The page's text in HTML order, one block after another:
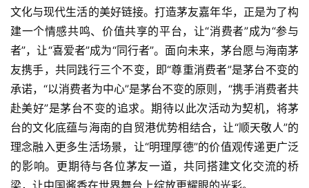
文化与现代生活的美好链接。打造茅友嘉年华，正是为了构
建一个情感共鸣、价值共享的平台，让“消费者”成为“参与
者”，让“喜爱者”成为“同行者”。面向未来，茅台愿与海南茅
友携手，共同践行三个不变，即“尊重消费者”是茅台不变的
承诺，“以消费者为中心”是茅台不变的原则，“携手消费者共
赴美好”是茅台不变的追求。期待以此次活动为契机，将茅
台的文化底蕴与海南的自贸港优势相结合，让“顺天敬人”的
理念融入更多生活场景，让“明理厚德”的价值观传递更广泛
的影响。更期待与各位茅友一道，共同搭建文化交流的桥
梁，让中国酱香在世界舞台上绽放更耀眼的光彩。